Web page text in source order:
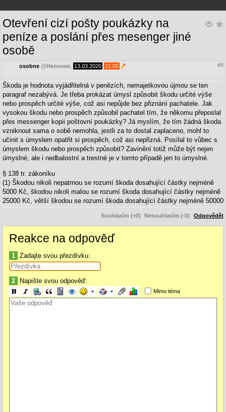
Otevření cizí pošty poukázky na
peníze a poslání přes mesenger jiné
osobě
osobne @Henonee 13.03.2020 21:05 #8
Škoda je hodnota vyjádřitelná v penězích, nemajetkovou újmou se ten
paragraf nezabývá. Je třeba prokázat úmysl způsobit škodu určité výše
nebo prospěch určité výše, což asi nepůjde bez přiznání pachatele. Jak
vysokou škodu nebo prospěch způsobil pachatel tím, že někomu přeposlal
přes messenger kopii poštovní poukázky? Já myslím, že tím žádná škoda
vzniknout sama o sobě nemohla, jestli za to dostal zaplaceno, mohl to
učinit s úmyslem opatřit si prospěch, což asi nepřizná. Posílal to vůbec s
úmyslem škodu nebo prospěch způsobit? Zavinění totiž může být nejen
úmyslné, ale i nedbalostní a trestné je v tomto případě jen to úmyslné.
§ 138 tr. zákoníku
(1) Škodou nikoli nepatrnou se rozumí škoda dosahující částky nejméně
5000 Kč, škodou nikoli malou se rozumí škoda dosahující částky nejméně
25000 Kč, větší škodou se rozumí škoda dosahující částky nejméně 50000
Kč a škodou velkého rozsahu se rozumí škoda dosahující nejméně částky
5000000 Kč.
(2) Částek uvedených v odstavci 1 se užije obdobně pro určení výše
prospěchu, nákladů k odstranění následků poškození životního prostředí a
hodnoty věci.
Zavinění
§ 15 tr. zákoníku
Úmysl
(1) Trestný čin je spáchán úmyslně, jestliže pachatel
Souhlasím (+0) Nesouhlasím (-0) Odpovědět
Reakce na odpověď
1 Zadajte svou přezdívku:
2 Napište svou odpověď:
Mimo téma